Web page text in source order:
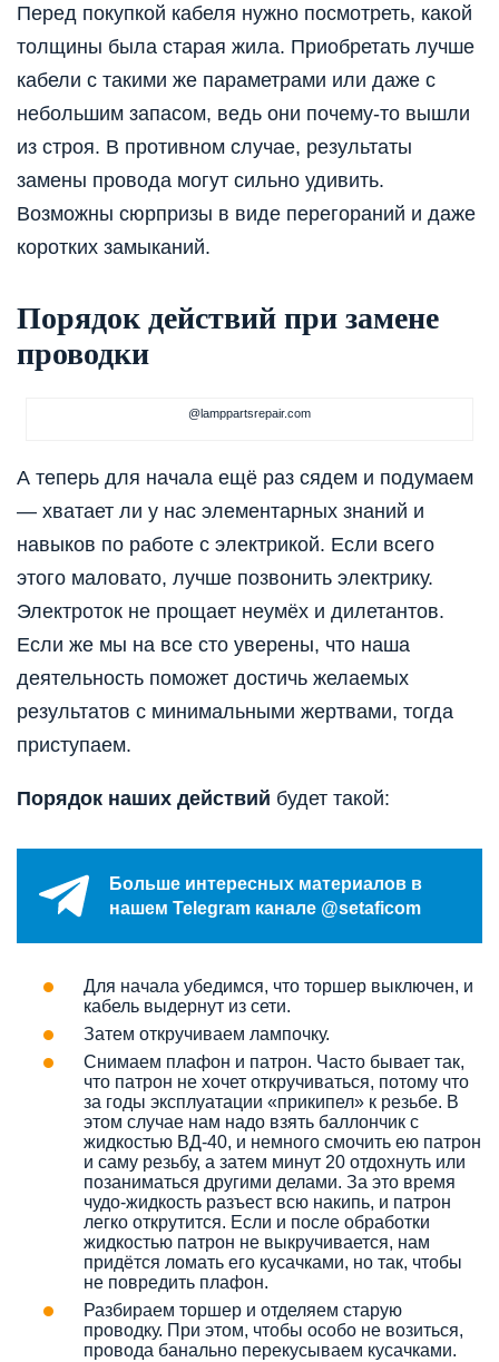
Перед покупкой кабеля нужно посмотреть, какой
толщины была старая жила. Приобретать лучше
кабели с такими же параметрами или даже с
небольшим запасом, ведь они почему-то вышли
из строя. В противном случае, результаты
замены провода могут сильно удивить.
Возможны сюрпризы в виде перегораний и даже
коротких замыканий.
Порядок действий при замене
проводки
@lamppartsrepair.com
А теперь для начала ещё раз сядем и подумаем
— хватает ли у нас элементарных знаний и
навыков по работе с электрикой. Если всего
этого маловато, лучше позвонить электрику.
Электроток не прощает неумёх и дилетантов.
Если же мы на все сто уверены, что наша
деятельность поможет достичь желаемых
результатов с минимальными жертвами, тогда
приступаем.
Порядок наших действий будет такой:
Больше интересных материалов в
нашем Telegram канале @setaficom
Для начала убедимся, что торшер выключен, и
кабель выдернут из сети.
Затем откручиваем лампочку.
Снимаем плафон и патрон. Часто бывает так,
что патрон не хочет откручиваться, потому что
за годы эксплуатации «прикипел» к резьбе. В
этом случае нам надо взять баллончик с
жидкостью ВД-40, и немного смочить ею патрон
и саму резьбу, а затем минут 20 отдохнуть или
позаниматься другими делами. За это время
чудо-жидкость разъест всю накипь, и патрон
легко открутится. Если и после обработки
жидкостью патрон не выкручивается, нам
придётся ломать его кусачками, но так, чтобы
не повредить плафон.
Разбираем торшер и отделяем старую
проводку. При этом, чтобы особо не возиться,
провода банально перекусываем кусачками.